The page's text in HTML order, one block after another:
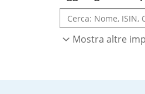
Mostra altre